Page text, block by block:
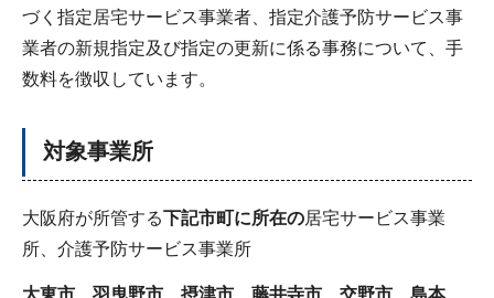
づく指定居宅サービス事業者、指定介護予防サービス事
業者の新規指定及び指定の更新に係る事務について、手
数料を徴収しています。
対象事業所
大阪府が所管する下記市町に所在の居宅サービス事業
所、介護予防サービス事業所
大東市、羽曳野市、摂津市、藤井寺市、交野市、島本